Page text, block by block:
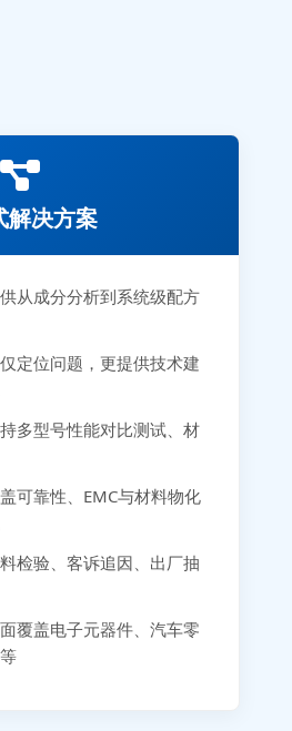
解决方案
供从成分分析到系统级配方
仅定位问题，更提供技术建
持多型号性能对比测试、材
盖可靠性、EMC与材料物化
料检验、客诉追因、出厂抽
面覆盖电子元器件、汽车零